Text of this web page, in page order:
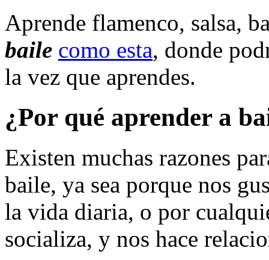
Aprende flamenco, salsa,
baile como esta, donde
la vez que aprendes.
¿Por qué aprender a
Existen muchas razones
baile, ya sea porque nos
la vida diaria, o por
socializa, y nos hace